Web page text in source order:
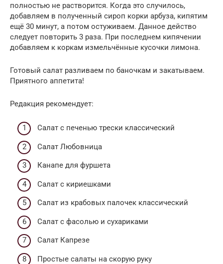
полностью не растворится. Когда это случилось,
добавляем в полученный сироп корки арбуза, кипятим
ещё 30 минут, а потом остуживаем. Данное действо
следует повторить 3 раза. При последнем кипячении
добавляем к коркам измельчённые кусочки лимона.
Готовый салат разливаем по баночкам и закатываем.
Приятного аппетита!
Редакция рекомендует:
Cалат с печенью трески классический
Салат Любовница
Канапе для фуршета
Салат с кириешками
Салат из крабовых палочек классический
Салат с фасолью и сухариками
Салат Капрезе
Простые салаты на скорую руку